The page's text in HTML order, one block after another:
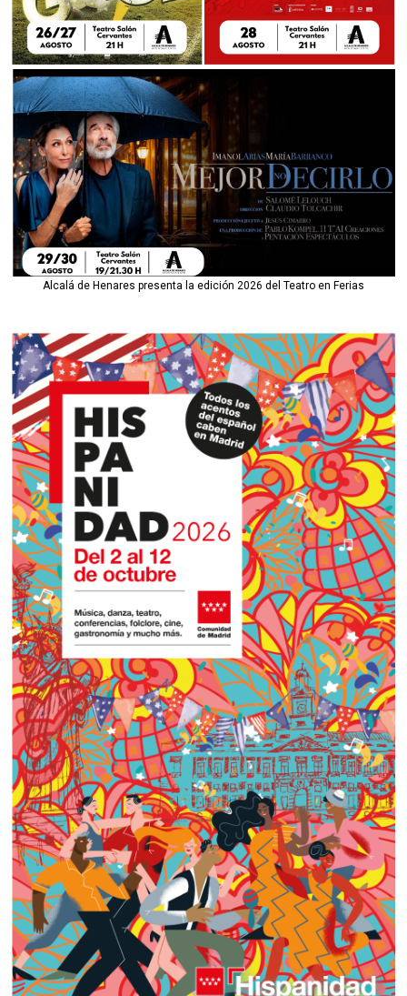
Alcalá de Henares presenta la edición 2026 del Teatro en Ferias